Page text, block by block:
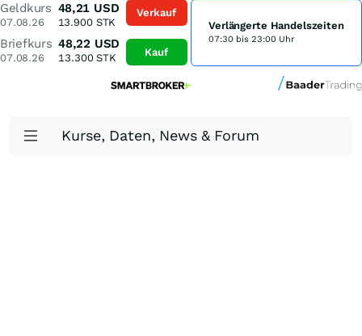
Geldkurs
07.08.26
48,21 USD
13.900STK
Briefkurs
07.08.26
48,22 USD
13.300STK
Verkauf
Kauf
Verlängerte Handelszeiten
07:30 bis 23:00 Uhr
Kurse, Daten, News & Forum